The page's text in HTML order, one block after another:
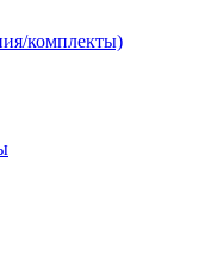
комплекты)